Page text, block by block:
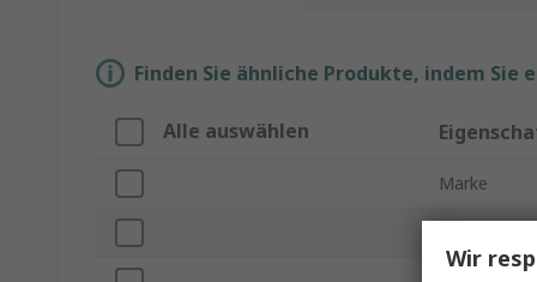
Finden Sie ähnliche Produkte, indem
Alle auswählen
Marke
Wir